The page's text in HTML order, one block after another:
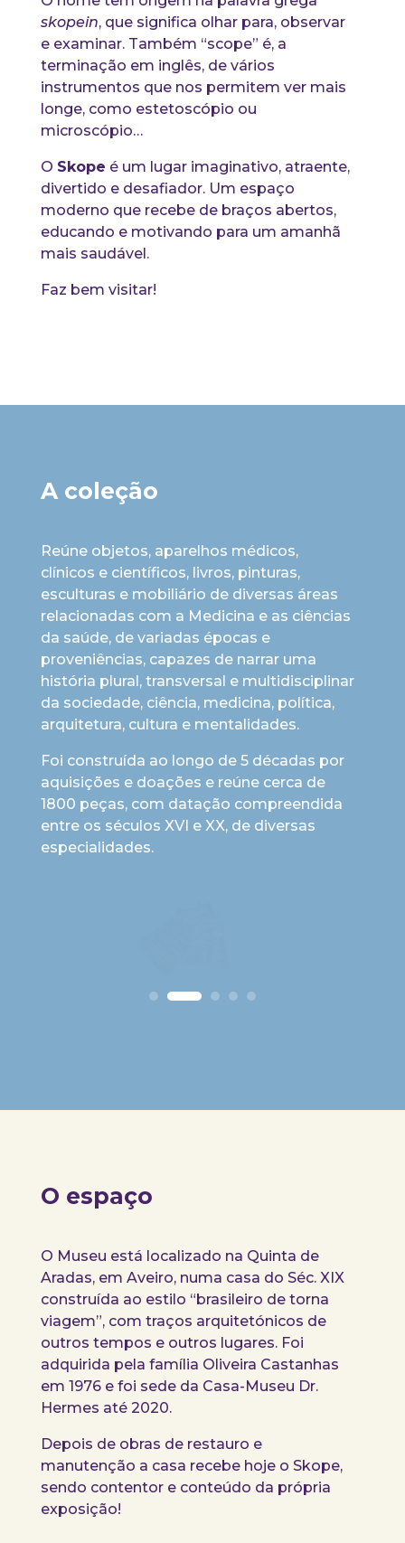
skopein, que significa olhar para, observar
e examinar. Também “scope” é, a
terminação em inglês, de vários
instrumentos que nos permitem ver mais
longe, como estetoscópio ou
microscópio…
O Skope é um lugar imaginativo, atraente,
divertido e desafiador. Um espaço
moderno que recebe de braços abertos,
educando e motivando para um amanhã
mais saudável.
Faz bem visitar!
A coleção
Reúne objetos, aparelhos médicos,
clínicos e científicos, livros, pinturas,
esculturas e mobiliário de diversas áreas
relacionadas com a Medicina e as ciências
da saúde, de variadas épocas e
proveniências, capazes de narrar uma
história plural, transversal e multidisciplinar
da sociedade, ciência, medicina, política,
arquitetura, cultura e mentalidades.
Foi construída ao longo de 5 décadas por
aquisições e doações e reúne cerca de
1800 peças, com datação compreendida
entre os séculos XVI e XX, de diversas
especialidades.
O espaço
O Museu está localizado na Quinta de
Aradas, em Aveiro, numa casa do Séc. XIX
construída ao estilo “brasileiro de torna
viagem”, com traços arquitetónicos de
outros tempos e outros lugares. Foi
adquirida pela família Oliveira Castanhas
em 1976 e foi sede da Casa-Museu Dr.
Hermes até 2020.
Depois de obras de restauro e
manutenção a casa recebe hoje o Skope,
sendo contentor e conteúdo da própria
exposição!